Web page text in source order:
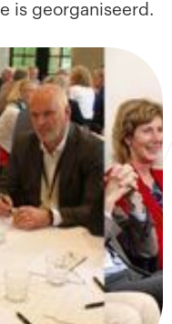
is georganiseerd.